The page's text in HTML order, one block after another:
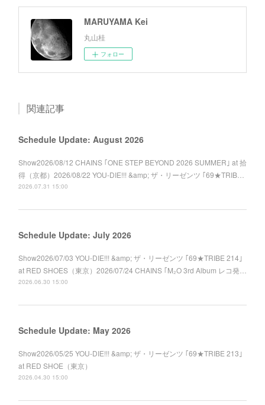
MARUYAMA Kei
丸山桂
フォロー
関連記事
Schedule Update: August 2026
Show2026/08/12 CHAINS ｢ONE STEP BEYOND 2026 SUMMER｣ at 拾
得（京都）2026/08/22 YOU-DIE!!! &amp; ザ・リーゼンツ ｢69★TRIB…
2026.07.31 15:00
Schedule Update: July 2026
Show2026/07/03 YOU-DIE!!! &amp; ザ・リーゼンツ ｢69★TRIBE 214｣
at RED SHOES（東京）2026/07/24 CHAINS ｢M₂O 3rd Album レコ発…
2026.06.30 15:00
Schedule Update: May 2026
Show2026/05/25 YOU-DIE!!! &amp; ザ・リーゼンツ ｢69★TRIBE 213｣
at RED SHOE（東京）
2026.04.30 15:00